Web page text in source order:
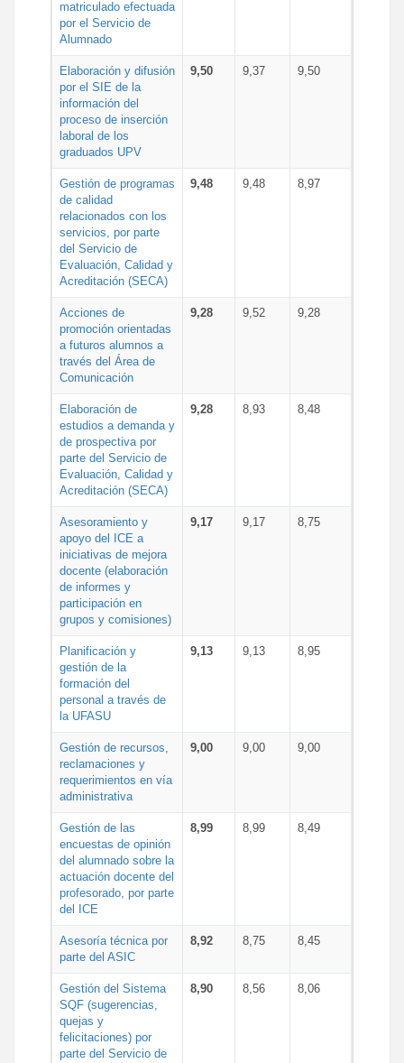
matriculado efectuada
por el Servicio de
Alumnado
Elaboración y difusión
por el SIE de la
información del
proceso de inserción
laboral de los
graduados UPV
9,50 9,37 9,50
Gestión de programas
de calidad
relacionados con los
servicios, por parte
del Servicio de
Evaluación, Calidad y
Acreditación (SECA)
9,48 9,48 8,97
Acciones de
promoción orientadas
a futuros alumnos a
través del Área de
Comunicación
9,28 9,52 9,28
Elaboración de
estudios a demanda y
de prospectiva por
parte del Servicio de
Evaluación, Calidad y
Acreditación (SECA)
9,28 8,93 8,48
Asesoramiento y
apoyo del ICE a
iniciativas de mejora
docente (elaboración
de informes y
participación en
grupos y comisiones)
9,17 9,17 8,75
Planificación y
gestión de la
formación del
personal a través de
la UFASU
9,13 9,13 8,95
Gestión de recursos,
reclamaciones y
requerimientos en vía
administrativa
9,00 9,00 9,00
Gestión de las
encuestas de opinión
del alumnado sobre la
actuación docente del
profesorado, por parte
del ICE
8,99 8,99 8,49
Asesoría técnica por
parte del ASIC
8,92 8,75 8,45
Gestión del Sistema
SQF (sugerencias,
quejas y
felicitaciones) por
parte del Servicio de
8,90 8,56 8,06